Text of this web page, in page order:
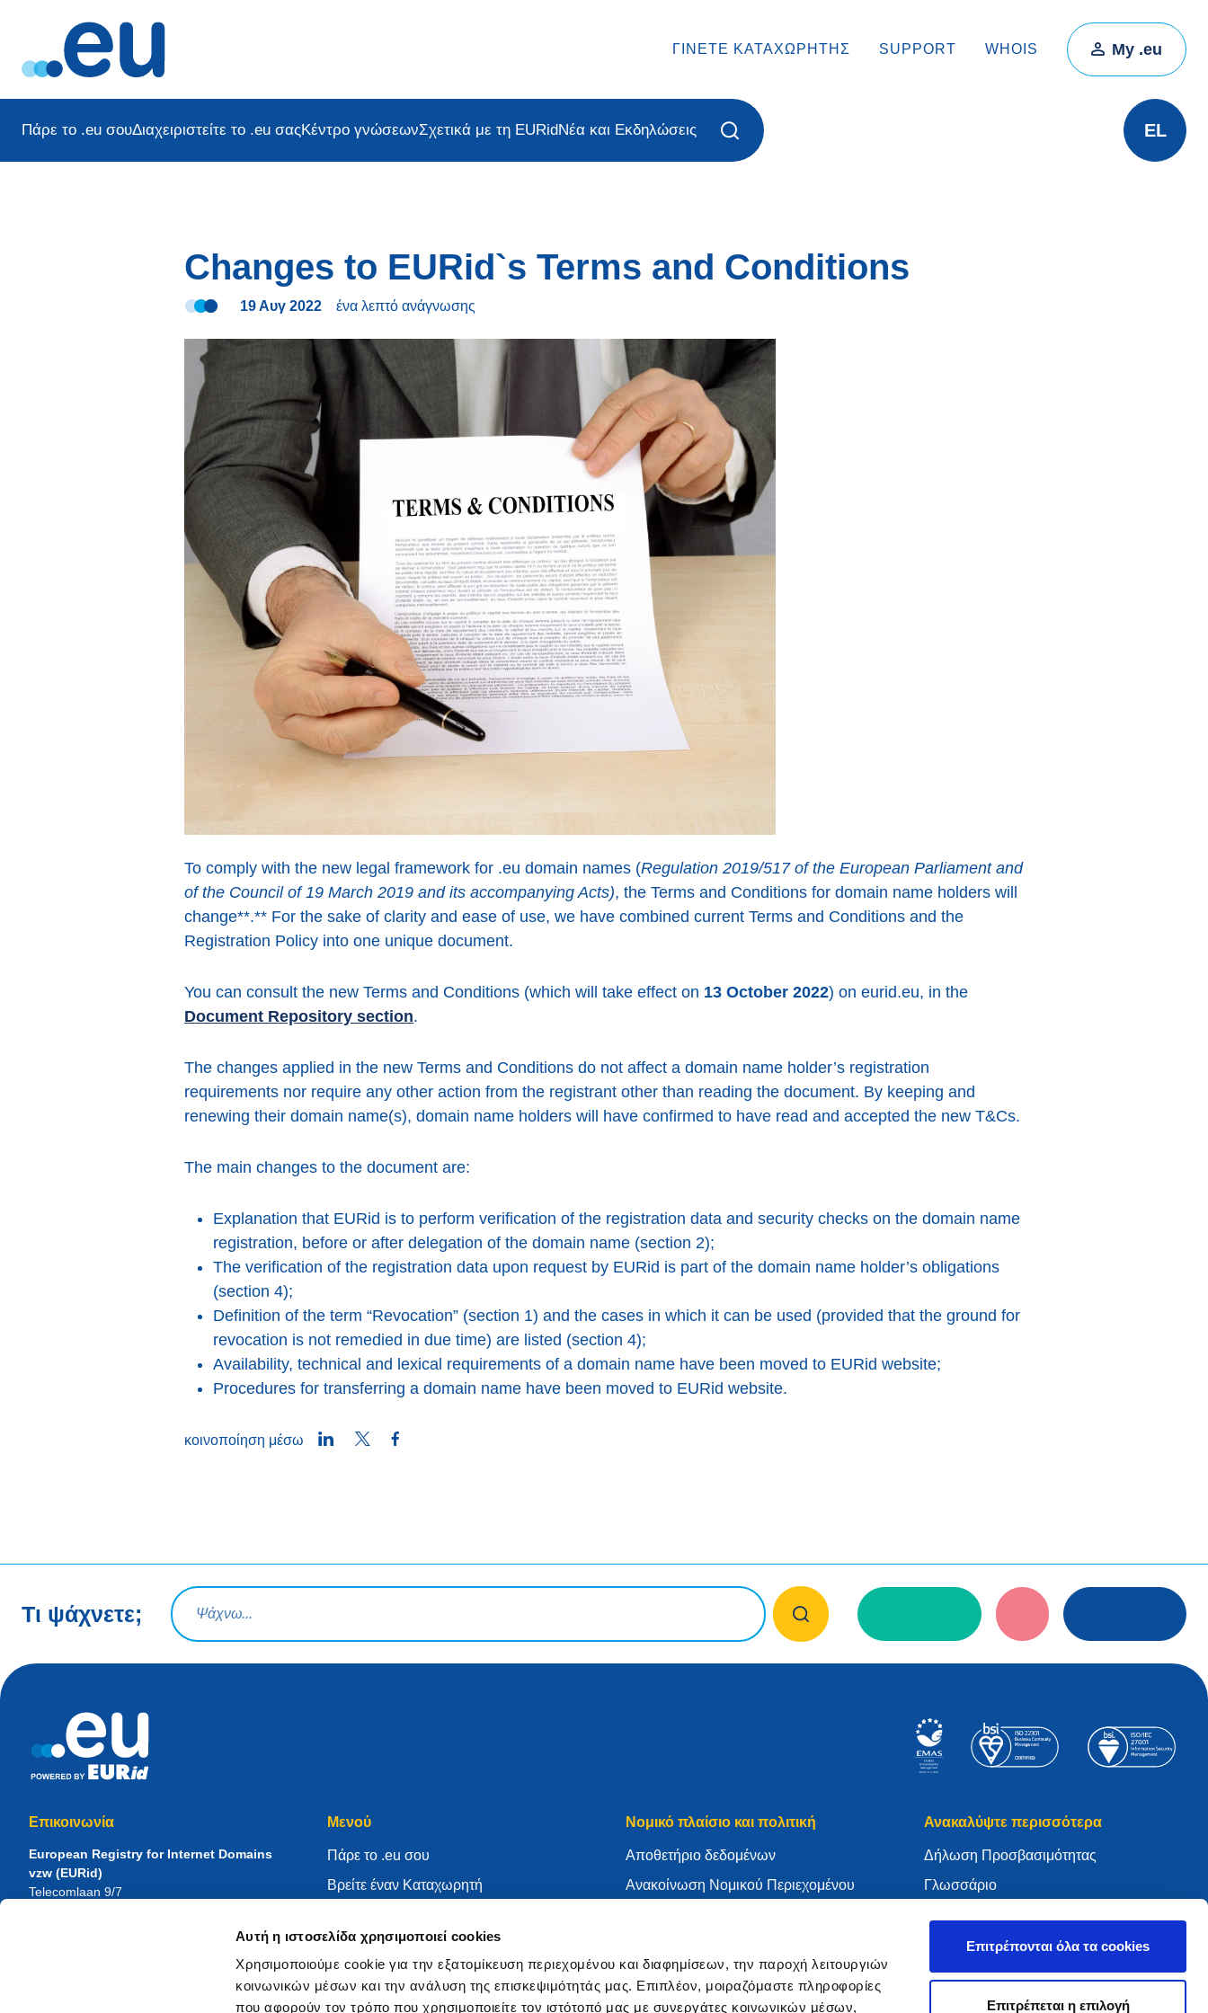
Αυτή η ιστοσελίδα χρησιμοποιεί cookies
Χρησιμοποιούμε cookie για την εξατομίκευση περιεχομένου και διαφημίσεων, την παροχή λειτουργιών
κοινωνικών μέσων και την ανάλυση της επισκεψιμότητάς μας. Επιπλέον, μοιραζόμαστε πληροφορίες
που αφορούν τον τρόπο που χρησιμοποιείτε τον ιστότοπό μας με συνεργάτες κοινωνικών μέσων,
Επιτρέπονται όλα τα cookies
Επιτρέπεται η επιλογή
ΓΊΝΕΤΕ ΚΑΤΑΧΩΡΗΤΉΣ SUPPORT WHOIS My .eu
Πάρε το .eu σουΔιαχειριστείτε το .eu σαςΚέντρο γνώσεωνΣχετικά με τη EURidΝέα και Εκδηλώσεις EL
Changes to EURid`s Terms and Conditions
19 Αυγ 2022 ένα λεπτόανάγνωσης
To comply with the new legal framework for .eu domain names (Regulation 2019/517 of the European Parliament and
of the Council of 19 March 2019 and its accompanying Acts), the Terms and Conditions for domain name holders will
change**.** For the sake of clarity and ease of use, we have combined current Terms and Conditions and the
Registration Policy into one unique document.
You can consult the new Terms and Conditions (which will take effect on 13 October 2022) on eurid.eu, in the
Document Repository section.
The changes applied in the new Terms and Conditions do not affect a domain name holder’s registration
requirements nor require any other action from the registrant other than reading the document. By keeping and
renewing their domain name(s), domain name holders will have confirmed to have read and accepted the new T&Cs.
The main changes to the document are:
Explanation that EURid is to perform verification of the registration data and security checks on the domain name
registration, before or after delegation of the domain name (section 2);
The verification of the registration data upon request by EURid is part of the domain name holder’s obligations
(section 4);
Definition of the term “Revocation” (section 1) and the cases in which it can be used (provided that the ground for
revocation is not remedied in due time) are listed (section 4);
Availability, technical and lexical requirements of a domain name have been moved to EURid website;
Procedures for transferring a domain name have been moved to EURid website.
κοινοποίηση μέσω LinkedInTwitter
Τι ψάχνετε;
Ερώτηση αναζήτησης
Επικοινωνία
European Registry for Internet Domains
vzw (EURid)
Telecomlaan 9/7
RPR Brussel – VAT BE 0864.240.405
Μενού
Πάρε το .eu σου
Βρείτε έναν Καταχωρητή
Κέντρο γνώσεων
Σχετικά με τη EURid
Γίνετε καταχωρητής
Νομικό πλαίσιο και πολιτική
Aποθετήριο δεδομένων
Ανακοίνωση Νομικού Περιεχομένου
Πολιτική για cookies
Articles of Association
Ανακαλύψτε περισσότερα
Δήλωση Προσβασιμότητας
Γλωσσάριο